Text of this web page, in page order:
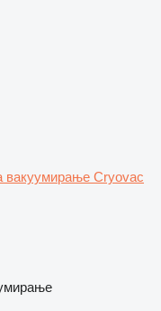
вакуумирање Cryovac